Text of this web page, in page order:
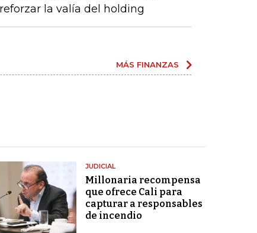
la valía del holding
MÁS FINANZAS
JUDICIAL
Millonaria recompensa
que ofrece Cali para
capturar a responsables
de incendio